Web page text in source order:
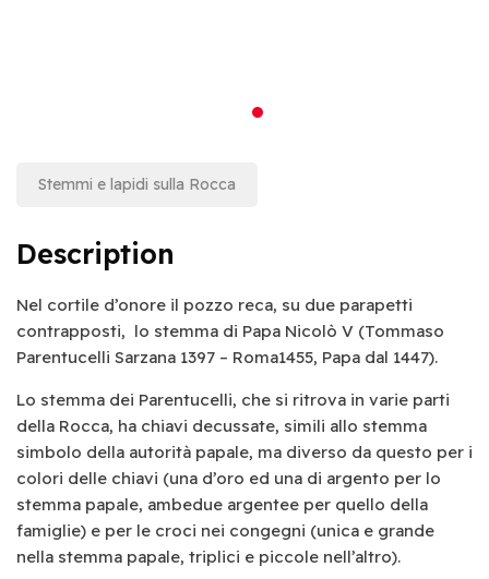
Stemmi e lapidi sulla Rocca
Description
Nel cortile d’onore il pozzo reca, su due parapetti
contrapposti, lo stemma di Papa Nicolò V (Tommaso
Parentucelli Sarzana 1397 – Roma1455, Papa dal 1447).
Lo stemma dei Parentucelli, che si ritrova in varie parti
della Rocca, ha chiavi decussate, simili allo stemma
simbolo della autorità papale, ma diverso da questo per i
colori delle chiavi (una d’oro ed una di argento per lo
stemma papale, ambedue argentee per quello della
famiglie) e per le croci nei congegni (unica e grande
nella stemma papale, triplici e piccole nell’altro).